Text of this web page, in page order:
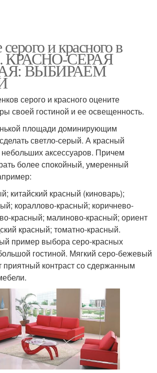
и красного в
КРАСНО-СЕРАЯ
ВЫБИРАЕМ
серого и красного оцените
своей гостиной и ее освещенность.
площади доминирующим
светло-серый. А красный
аксессуаров. Причем
более спокойный, умеренный
китайский красный (киноварь);
кораллово-красный; коричнево-
красный; малиново-красный; ориент
красный; томатно-красный.
пример выбора серо-красных
гостиной. Мягкий серо-бежевый
приятный контраст со сдержанным